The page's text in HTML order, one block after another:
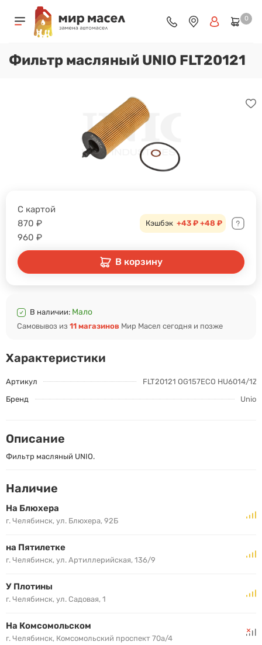
0
Фильтр масляный UNIO FLT20121
Характеристики
Артикул
FLT20121 OG157ECO HU6014/1Z
Бренд
Unio
Описание
Фильтр масляный UNIO.
С картой
870 ₽
960 ₽
Кэшбэк +43 ₽ +48 ₽
В корзину
В наличии: Мало
Самовывоз из 11 магазинов Мир Масел сегодня и позже
Наличие
На Блюхера
г. Челябинск, ул. Блюхера, 92Б
на Пятилетке
г. Челябинск, ул. Артиллерийская, 136/9
У Плотины
г. Челябинск, ул. Садовая, 1
На Комсомольском
г. Челябинск, Комсомольский проспект 70а/4